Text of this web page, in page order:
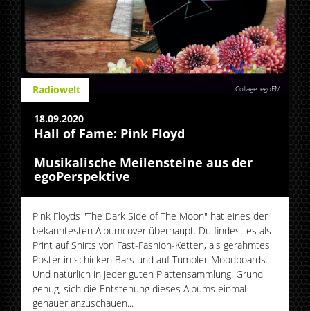
Collage: egoFM
Radiowelt
18.09.2020
Hall of Fame: Pink Floyd
Musikalische Meilensteine aus der
egoPerspektive
Pink Floyds "The Dark Side of The Moon" hat eines der
bekanntesten Albumcover überhaupt. Du findest es als
Print auf Shirts von Fast-Fashion-Ketten, als gerahmtes
Poster in schicken Bars und auf Tumbler-Moodboards.
Und natürlich in jeder guten Plattensammlung. Grund
genug, sich die Entstehung dieses Albums einmal
genauer anzuschauen...